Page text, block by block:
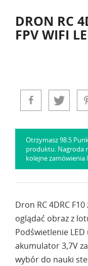
DRON RC
FPV WIFI
Otrzymasz 98.5
produktu. Nagroda
kolejne
Dron RC 4DRC
oglądać obraz z
Podświetlenie
akumulator 3,7V
wybór do nauki